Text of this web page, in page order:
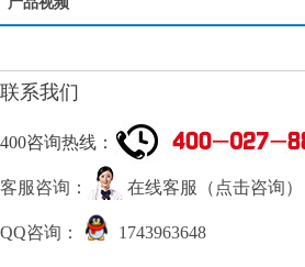
联系我们
400咨询热线：
客服咨询： 在线客服（点击咨询）
QQ咨询： 1743963648